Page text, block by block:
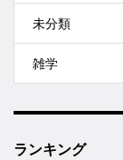
未分類
雑学
ランキング